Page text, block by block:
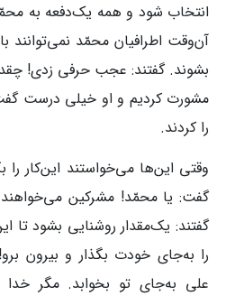
انتخاب شود و همه یک‌دفعه به
آن‌وقت اطرافیان محمّد نمی‌توانند
بشوند. گفتند: عجب حرفی زدی!
مشورت کردیم و او خیلی درست
را کردند.
وقتی این‌ها می‌خواستند این‌کار را
گفت: یا محمّد! مشرکین می‌خواهند
گفتند: یک‌مقدار روشنایی بشود تا
را به‌جای خودت بگذار و بیرون
علی به‌جای تو بخوابد. مگر